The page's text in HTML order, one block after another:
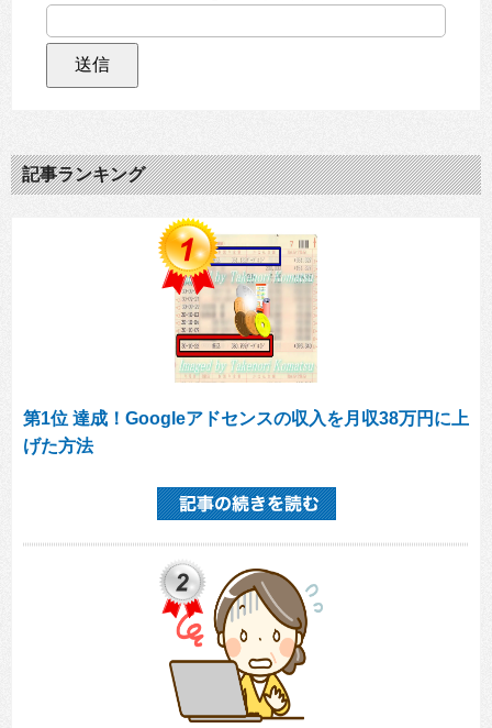
記事ランキング
第1位 達成！Googleアドセンスの収入を月収38万円に上
げた方法